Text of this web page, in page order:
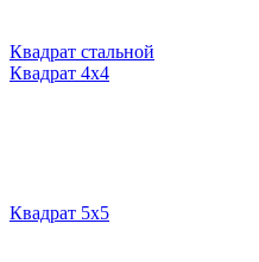
Квадрат стальной
Квадрат 4х4
Квадрат 5х5